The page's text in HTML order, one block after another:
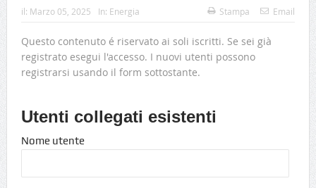
il: Marzo 05, 2025 In: Energia Stampa Email
Questo contenuto é riservato ai soli iscritti. Se sei già
registrato esegui l'accesso. I nuovi utenti possono
registrarsi usando il form sottostante.
Utenti collegati esistenti
Nome utente